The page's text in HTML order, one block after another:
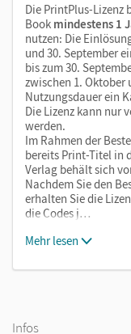
Die PrintPlus-Lizenz
Book mindestens 1
nutzen: Die
und 30. September
bis zum 30.
zwischen 1. Oktober
Nutzungsdauer ein
Die Lizenz kann nur
werden.
Im Rahmen der
bereits Print-Titel in
Verlag behält sich
Nachdem Sie den
erhalten Sie die
die Codes j…
Mehr lesen
Infos